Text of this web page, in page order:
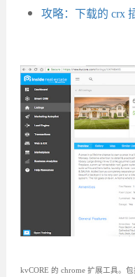
攻略：下载的 crx
kvCORE 的 chrome 扩展工具。包